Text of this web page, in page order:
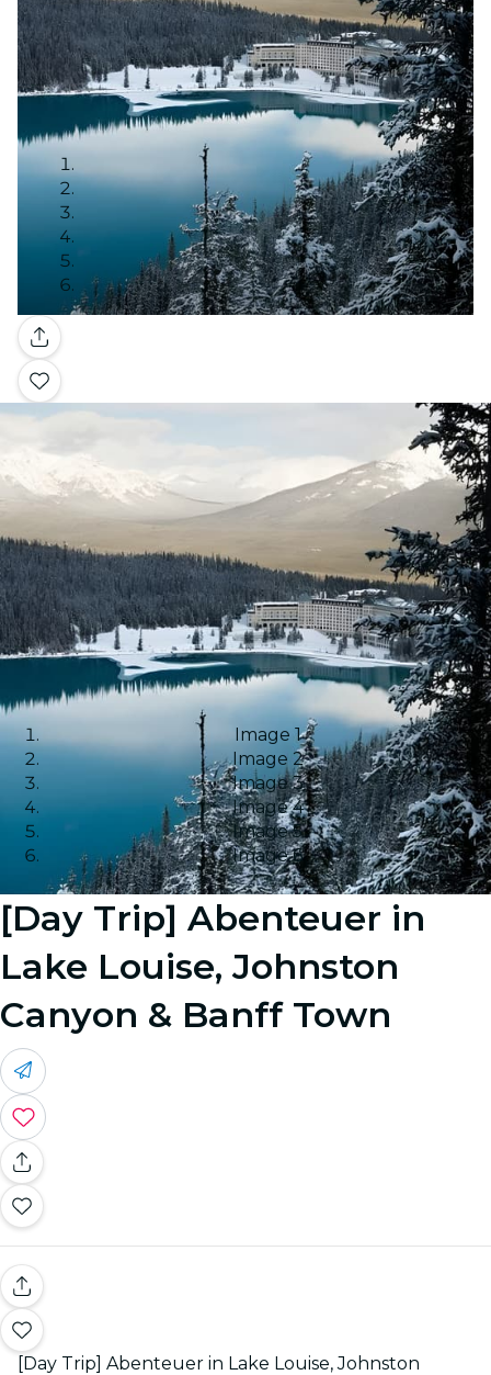
Galerie
Image 1
Image 2
Image 3
Image 4
Image 5
Image 6
[Day Trip] Abenteuer in
Lake Louise, Johnston
Canyon & Banff Town
[Day Trip] Abenteuer in Lake Louise, Johnston